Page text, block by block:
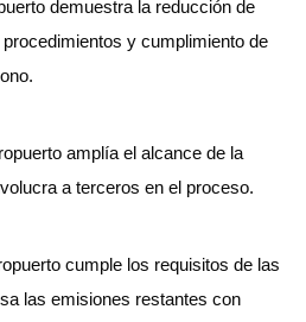
demuestra la reducción de
y cumplimiento de
amplía el alcance de la
a terceros en el proceso.
cumple los requisitos de las
las emisiones restantes con